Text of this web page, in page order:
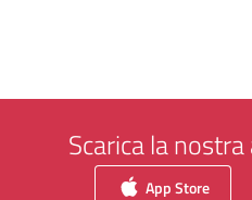
Scarica la
App Store